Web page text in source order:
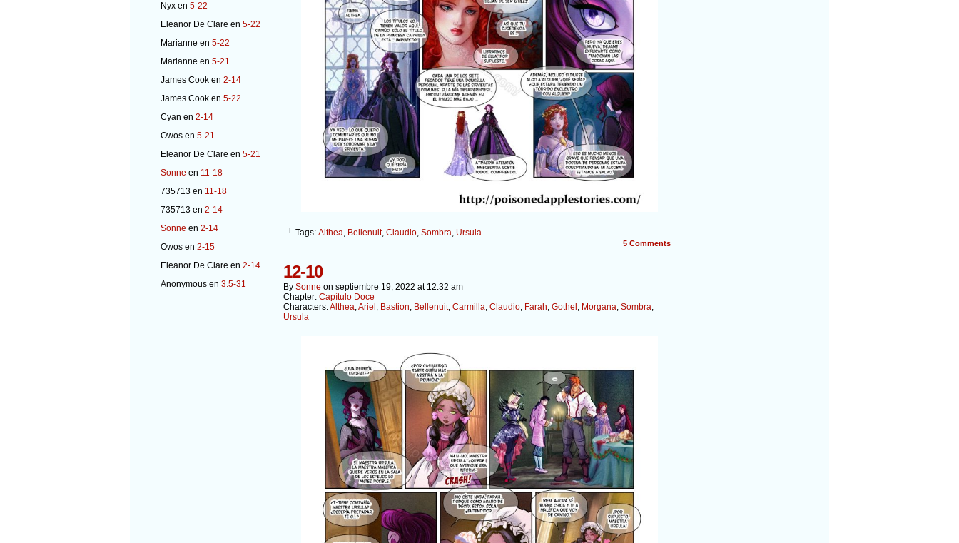
Nyx en 5-22
Eleanor De Clare en 5-22
Marianne en 5-22
Marianne en 5-21
James Cook en 2-14
James Cook en 5-22
Cyan en 2-14
Owos en 5-21
Eleanor De Clare en 5-21
Sonne en 11-18
735713 en 11-18
735713 en 2-14
Sonne en 2-14
Owos en 2-15
Eleanor De Clare en 2-14
Anonymous en 3.5-31
└ Tags: Althea, Bellenuit, Claudio, Sombra, Ursula
5 Comments
12-10
By Sonne on septiembre 19, 2022 at 12:32 am
Chapter: Capítulo Doce
Characters:Althea,Ariel , Bastion, Bellenuit, Carmilla, Claudio, Farah, Gothel , Morgana, Sombra,
Ursula